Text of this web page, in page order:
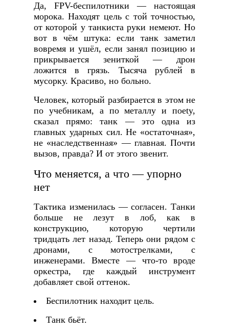
Да, FPV-беспилотники — настоящая
морока. Находят цель с той точностью,
от которой у танкиста руки немеют. Но
вот в чём штука: если танк заметил
вовремя и ушёл, если занял позицию и
прикрывается зениткой — дрон
ложится в грязь. Тысяча рублей в
мусорку. Красиво, но больно.
Человек, который разбирается в этом не
по учебникам, а по металлу и поety,
сказал прямо: танк — это одна из
главных ударных сил. Не «остаточная»,
не «наследственная» — главная. Почти
вызов, правда? И от этого звенит.
Что меняется, а что — упорно
нет
Тактика изменилась — согласен. Танки
больше не лезут в лоб, как в
конструкцию, которую чертили
тридцать лет назад. Теперь они рядом с
дронами, с мотострелками, с
инженерами. Вместе — что-то вроде
оркестра, где каждый инструмент
добавляет свой оттенок.
Беспилотник находит цель.
Танк бьёт.